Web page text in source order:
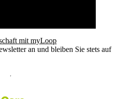
mit myLoop
an und bleiben Sie stets auf